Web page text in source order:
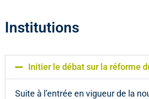
Institutions
Initier le débat sur la réforme
Suite à l’entrée en vigueur de la